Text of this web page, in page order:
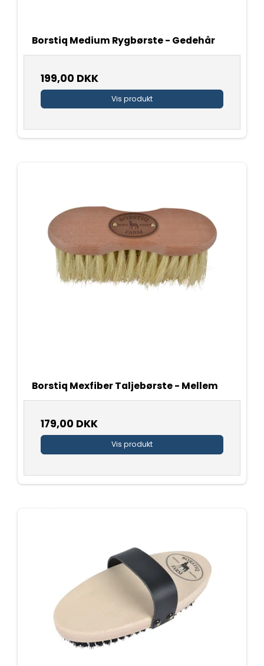
Borstiq Medium Rygbørste - Gedehår
199,00 DKK
Vis produkt
Borstiq Mexfiber Taljebørste - Mellem
179,00 DKK
Vis produkt